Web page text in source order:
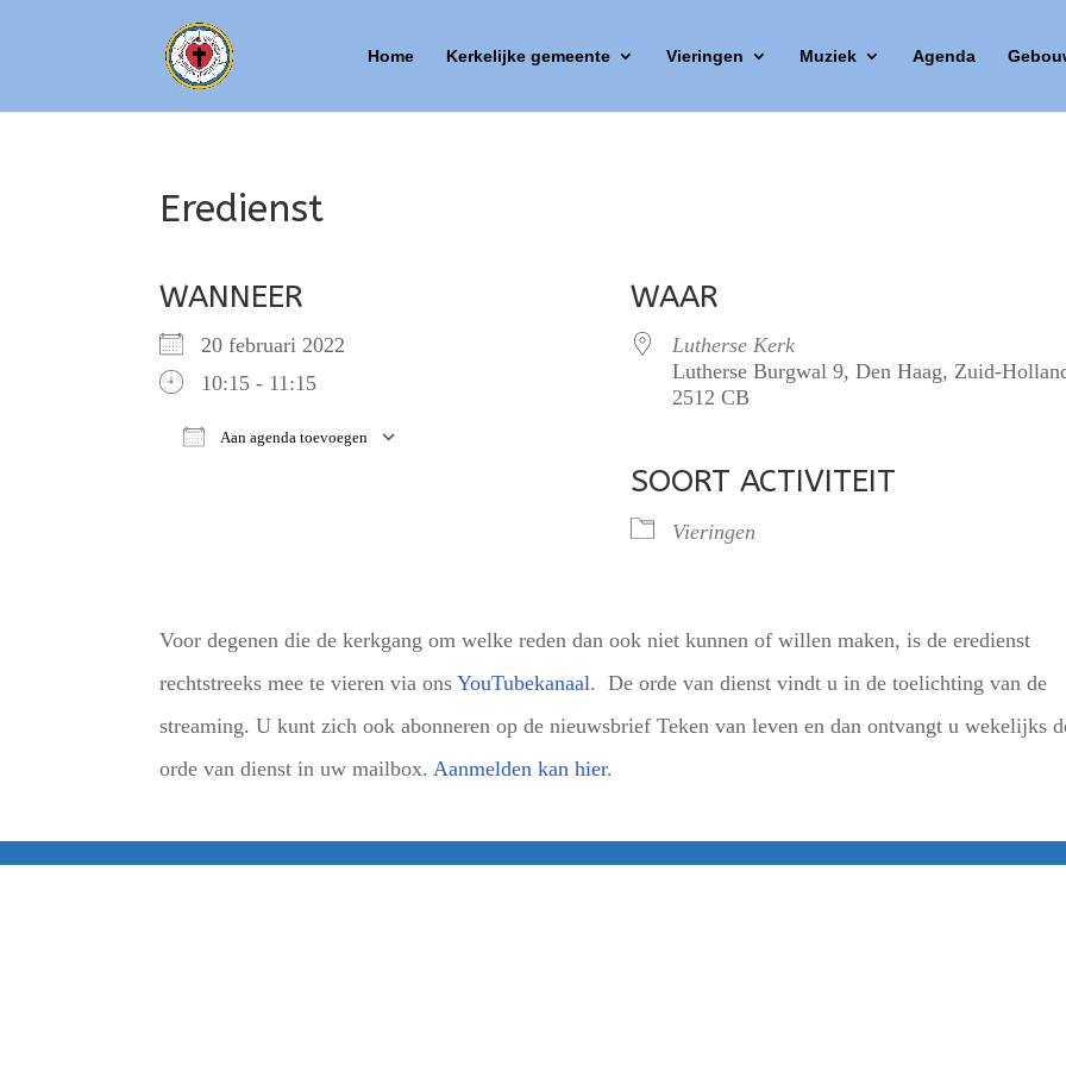
Home Kerkelijke gemeente Vieringen Muziek Agenda
Eredienst
WANNEER
20 februari 2022
10:15 - 11:15
Aan agenda toevoegen
iCalendar
WAAR
Lutherse Kerk
Lutherse Burgwal 9, Den Haag, Zuid-
2512 CB
SOORT ACTIVITEIT
Vieringen
Voor degenen die de kerkgang om welke reden dan ook niet kunnen of willen maken, is de eredienst
rechtstreeks mee te vieren via onsYouTubekanaal. De orde van dienst vindt u in de toelichting van de
streaming. U kunt zich ook abonneren op de nieuwsbrief Teken van leven en dan ontvangt u wekelijks
orde van dienst in uw mailbox.Aanmelden kan hier.